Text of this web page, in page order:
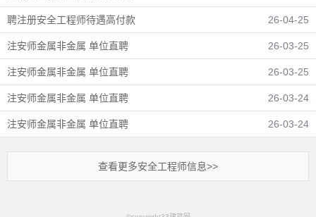
聘注册安全工程师待遇高付款 26-04-25
注安师金属非金属 单位直聘 26-03-25
注安师金属非金属 单位直聘 26-03-25
注安师金属非金属 单位直聘 26-03-24
注安师金属非金属 单位直聘 26-03-24
查看更多安全工程师信息>>